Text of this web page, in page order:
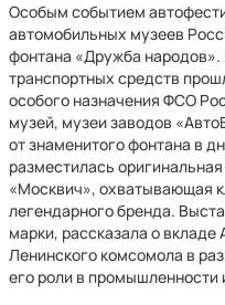
Особым событием
автомобильных музеев
фонтана «Дружба народов».
транспортных средств
особого назначения ФСО
музей, музеи заводов
от знаменитого фонтана в
разместилась
«Москвич», охватывающая
легендарного бренда.
марки, рассказала о
Ленинского комсомола в
его роли в промышленности